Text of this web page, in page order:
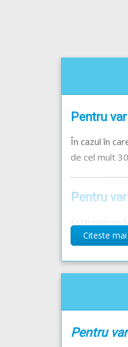
Pentru
În cazul în
de cel mult
Pentru
accidente de
Pentru
Taxa de
Citeste
Pentru